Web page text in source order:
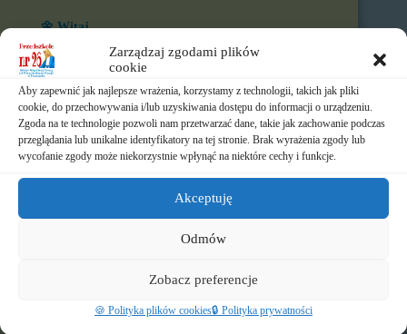
Zarządzaj zgodami plików
cookie
Aby zapewnić jak najlepsze wrażenia, korzystamy z technologii, takich jak pliki
cookie, do przechowywania i/lub uzyskiwania dostępu do informacji o urządzeniu.
Zgoda na te technologie pozwoli nam przetwarzać dane, takie jak zachowanie podczas
przeglądania lub unikalne identyfikatory na tej stronie. Brak wyrażenia zgody lub
wycofanie zgody może niekorzystnie wpłynąć na niektóre cechy i funkcje.
Akceptuję
Odmów
Zobacz preferencje
🍪 Polityka plików cookies🔒 Polityka prywatności
🌼 Witaj
📰 Aktualności
🐹 O przedszkolu
🎉 Działalność przedszkola
🎨 W naszym przedszkolu
⏲️ Ramowy rozkład dnia